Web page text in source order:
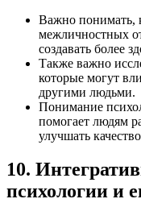
Важно понимать,
межличностных
создавать более
Также важно
которые могут
другими людьми.
Понимание
помогает людям
улучшать
10.
психологии и